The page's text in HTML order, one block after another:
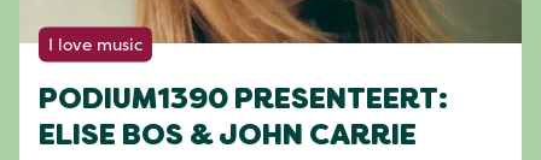
I love music
PODIUM1390 PRESENTEERT:
ELISE BOS & JOHN CARRIE